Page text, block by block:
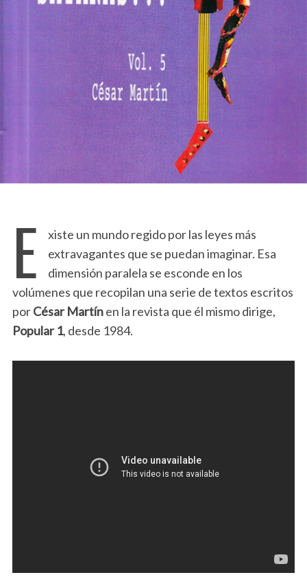
E
xiste un mundo regido por las leyes más
extravagantes que se puedan imaginar. Esa
dimensión paralela se esconde en los
volúmenes que recopilan una serie de textos escritos
porCésar Martínen la revista que él mismo dirige,
Popular 1, desde 1984.